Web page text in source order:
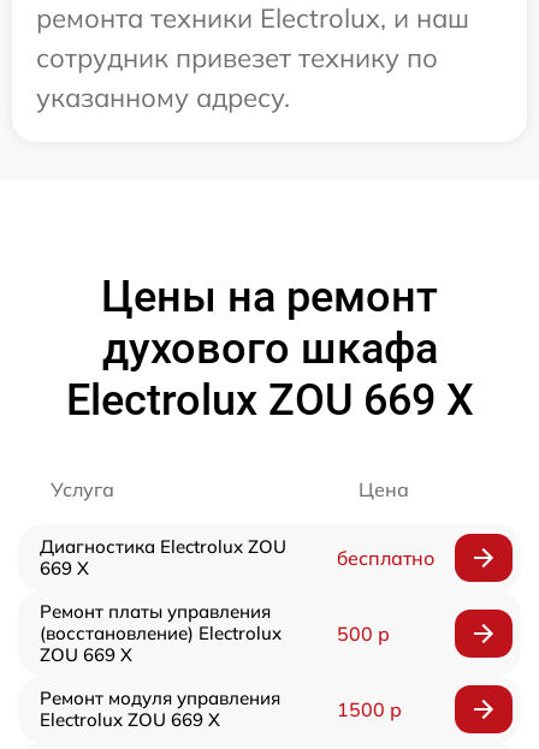
ремонта техники Electrolux, и наш
сотрудник привезет технику по
указанному адресу.
Цены на ремонт
духового шкафа
Electrolux ZOU 669 X
Услуга Цена
Диагностика Electrolux ZOU
669 X
бесплатно
Ремонт платы управления
(восстановление) Electrolux
ZOU 669 X
500 р
Ремонт модуля управления
Electrolux ZOU 669 X
1500 р